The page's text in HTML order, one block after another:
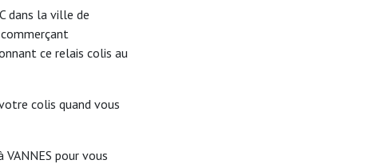
dans la ville de
ce relais colis au
colis quand vous
VANNES pour vous